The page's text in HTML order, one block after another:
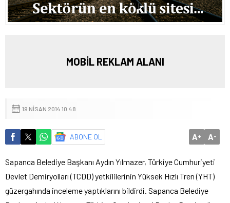
MOBİL REKLAM ALANI
19 NISAN 2014 10:48
ABONE OL A+ A-
Sapanca Belediye Başkanı Aydın Yılmazer, Türkiye Cumhuriyeti
Devlet Demiryolları (TCDD) yetkililerinin Yüksek Hızlı Tren (YHT)
güzergahında inceleme yaptıklarını bildirdi. Sapanca Belediye